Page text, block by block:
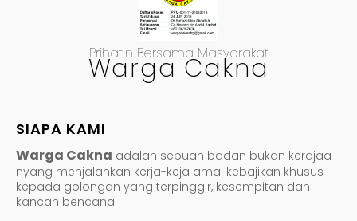
Prihatin Bersama Masyarakat
Warga Cakna
SIAPA KAMI
Warga Cakna adalah sebuah badan bukan kerajaa
nyang menjalankan kerja-keja amal kebajikan khusus
kepada golongan yang terpinggir, kesempitan dan
kancah bencana